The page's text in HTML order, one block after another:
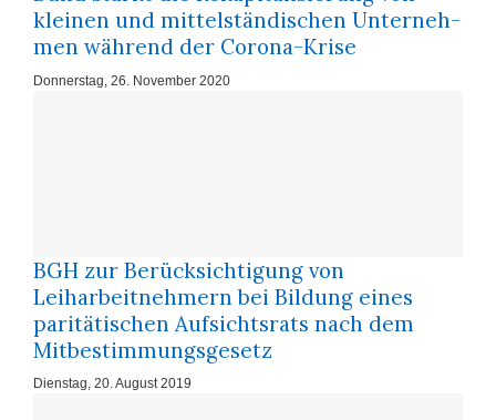
klei­nen und mit­tel­stän­di­schen Un­ter­neh­
men wäh­rend der Co­ro­na-Kri­se
Donnerstag, 26. November 2020
BGH zur Berücksichtigung von
Leiharbeitnehmern bei Bildung eines
paritätischen Aufsichtsrats nach dem
Mitbestimmungsgesetz
Dienstag, 20. August 2019